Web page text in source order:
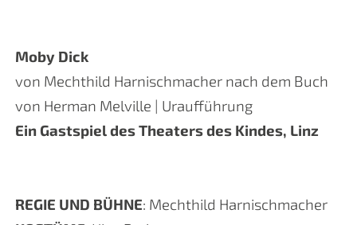
Moby Dick
von Mechthild Harnischmacher nach dem Buch
von Herman Melville | Uraufführung
Ein Gastspiel des Theaters des Kindes, Linz
REGIE UND BÜHNE: Mechthild Harnischmacher